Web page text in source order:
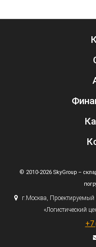
© 2010-2026 SkyGroup –
г. Москва,
«Логистический
+7